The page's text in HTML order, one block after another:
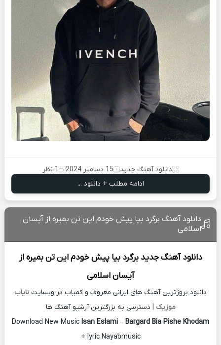
دانلود آهنگ جدید 15 دسامبر 2024
1 نظر
ادامه مطلب + دانلود ...
دانلود آهنگ برگرد بیا پیش خودم این تن بمیره از آیسان
اسلامی
دانلود آهنگ جدید برگرد بیا پیش خودم این تن بمیره از
آیسان اسلامی
دانلود بروزترین آهنگ های ایرانی معروف و کمیاب در وبسایت نایاب
موزیک | دسترسی به بزرگترین آرشیو آهنگ ها
Download New Music Isan Eslami – Bargard Bia Pishe Khodam
+ lyric Nayabmusic